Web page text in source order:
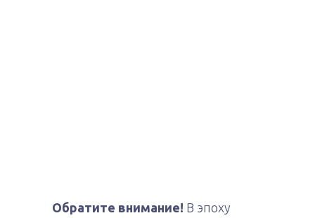
Обратите внимание! В эпоху